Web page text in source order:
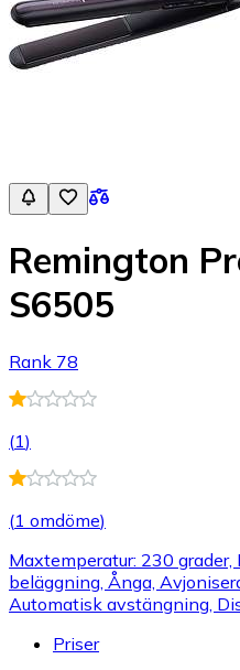
Remington
S6505
Rank 78
(1)
(1 omdöme)
Maxtemperatur: 230 grader,
beläggning, Ånga,
Automatisk avstängning,
Priser